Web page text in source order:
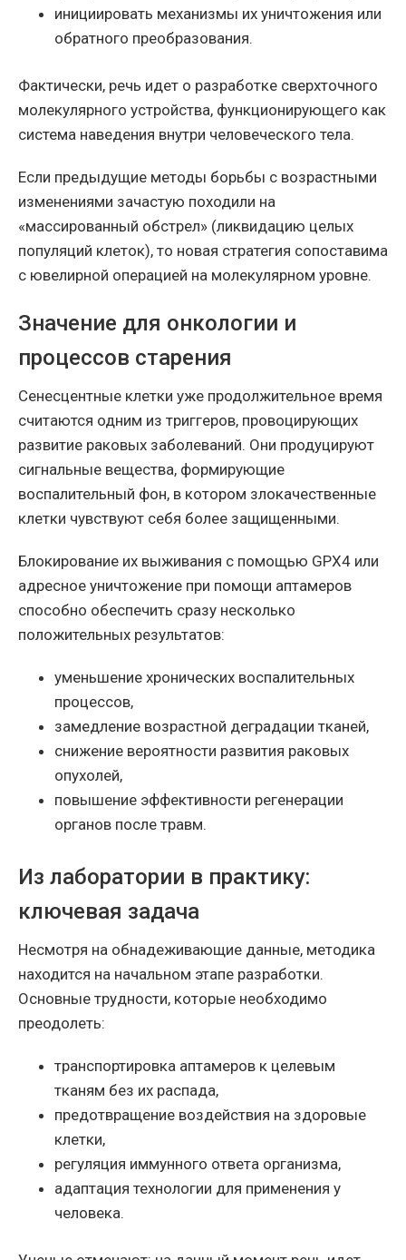
инициировать механизмы их уничтожения или
обратного преобразования.
Фактически, речь идет о разработке сверхточного
молекулярного устройства, функционирующего как
система наведения внутри человеческого тела.
Если предыдущие методы борьбы с возрастными
изменениями зачастую походили на
«массированный обстрел» (ликвидацию целых
популяций клеток), то новая стратегия сопоставима
с ювелирной операцией на молекулярном уровне.
Значение для онкологии и
процессов старения
Сенесцентные клетки уже продолжительное время
считаются одним из триггеров, провоцирующих
развитие раковых заболеваний. Они продуцируют
сигнальные вещества, формирующие
воспалительный фон, в котором злокачественные
клетки чувствуют себя более защищенными.
Блокирование их выживания с помощью GPX4 или
адресное уничтожение при помощи аптамеров
способно обеспечить сразу несколько
положительных результатов:
уменьшение хронических воспалительных
процессов,
замедление возрастной деградации тканей,
снижение вероятности развития раковых
опухолей,
повышение эффективности регенерации
органов после травм.
Из лаборатории в практику:
ключевая задача
Несмотря на обнадеживающие данные, методика
находится на начальном этапе разработки.
Основные трудности, которые необходимо
преодолеть:
транспортировка аптамеров к целевым
тканям без их распада,
предотвращение воздействия на здоровые
клетки,
регуляция иммунного ответа организма,
адаптация технологии для применения у
человека.